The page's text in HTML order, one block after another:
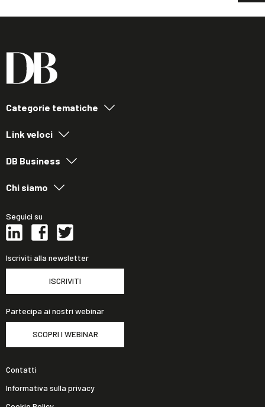
Categorie tematiche
Link veloci
DB Business
Chi siamo
Seguici su
Iscriviti alla newsletter
ISCRIVITI
Partecipa ai nostri webinar
SCOPRI I WEBINAR
Contatti
Informativa sulla privacy